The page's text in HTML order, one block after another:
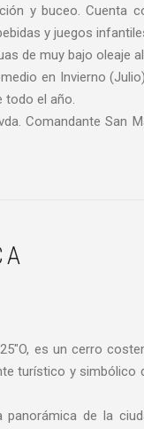
y buceo. Cuenta
y juegos
de muy bajo oleaje
en Invierno
todo el año.
Comandante San
es un cerro
turístico y simbólico
de la